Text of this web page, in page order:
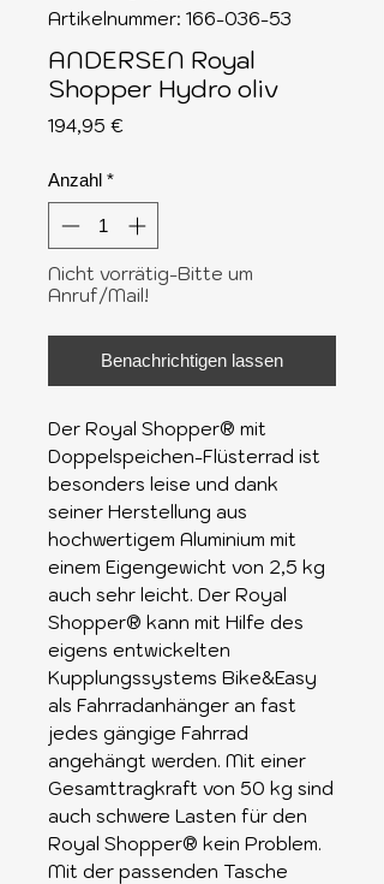
Artikelnummer: 166-036-53
ANDERSEN Royal
Shopper Hydro oliv
194,95 €Preis
Anzahl *
Nicht vorrätig-Bitte um
Anruf/Mail!
Benachrichtigen lassen
Der Royal Shopper® mit
Doppelspeichen-Flüsterrad ist
besonders leise und dank
seiner Herstellung aus
hochwertigem Aluminium mit
einem Eigengewicht von 2,5 kg
auch sehr leicht. Der Royal
Shopper® kann mit Hilfe des
eigens entwickelten
Kupplungssystems Bike&Easy
als Fahrradanhänger an fast
jedes gängige Fahrrad
angehängt werden. Mit einer
Gesamttragkraft von 50 kg sind
auch schwere Lasten für den
Royal Shopper® kein Problem.
Mit der passenden Tasche